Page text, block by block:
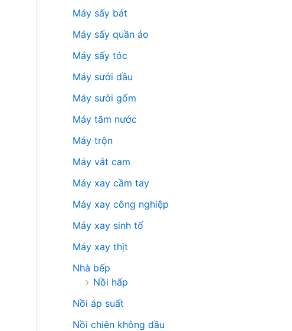
Máy sấy bát
Máy sấy quần áo
Máy sấy tóc
Máy sưởi dầu
Máy sưởi gốm
Máy tăm nước
Máy trộn
Máy vắt cam
Máy xay cầm tay
Máy xay công nghiệp
Máy xay sinh tố
Máy xay thịt
Nhà bếp
Nồi hấp
Nồi áp suất
Nồi chiên không dầu